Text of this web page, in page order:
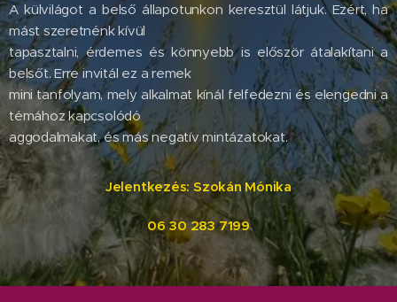
A külvilágot a belső állapotunkon keresztül látjuk. Ezért, ha
mást szeretnénk kívül
tapasztalni, érdemes és könnyebb is először átalakítani a
belsőt. Erre invitál ez a remek
mini tanfolyam, mely alkalmat kínál felfedezni és elengedni a
témához kapcsolódó
aggodalmakat, és más negatív mintázatokat.
Jelentkezés: Szokán Mónika
06 30 283 7199